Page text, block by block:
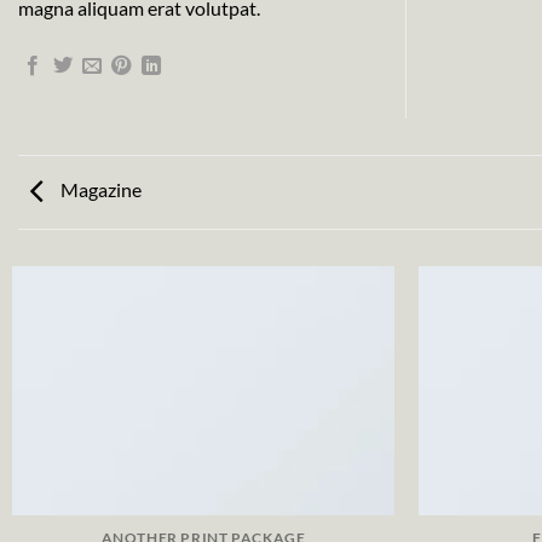
magna aliquam erat volutpat.
Magazine
ANOTHER PRINT PACKAGE